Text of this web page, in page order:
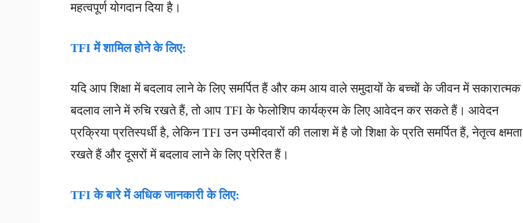
महत्वपूर्ण योगदान दिया है।
TFIमें शामिल होने के लिए:
यदि आप शिक्षा में बदलाव लाने के लिए समर्पित हैं और कम आय वाले समुदायों के बच्चों के जीवन में सकारात्मक
बदलाव लाने में रुचि रखते हैं, तो आप TFI के फेलोशिप कार्यक्रम के लिए आवेदन कर सकते हैं। आवेदन
प्रक्रिया प्रतिस्पर्धी है, लेकिन TFI उन उम्मीदवारों की तलाश में है जो शिक्षा के प्रति समर्पित हैं, नेतृत्व क्षमता
रखते हैं और दूसरों में बदलाव लाने के लिए प्रेरित हैं।
TFIके बारे में अधिक जानकारी के लिए: